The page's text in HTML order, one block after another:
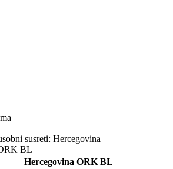
susreti: Hercegovina –
BL
Hercegovina ORK BL